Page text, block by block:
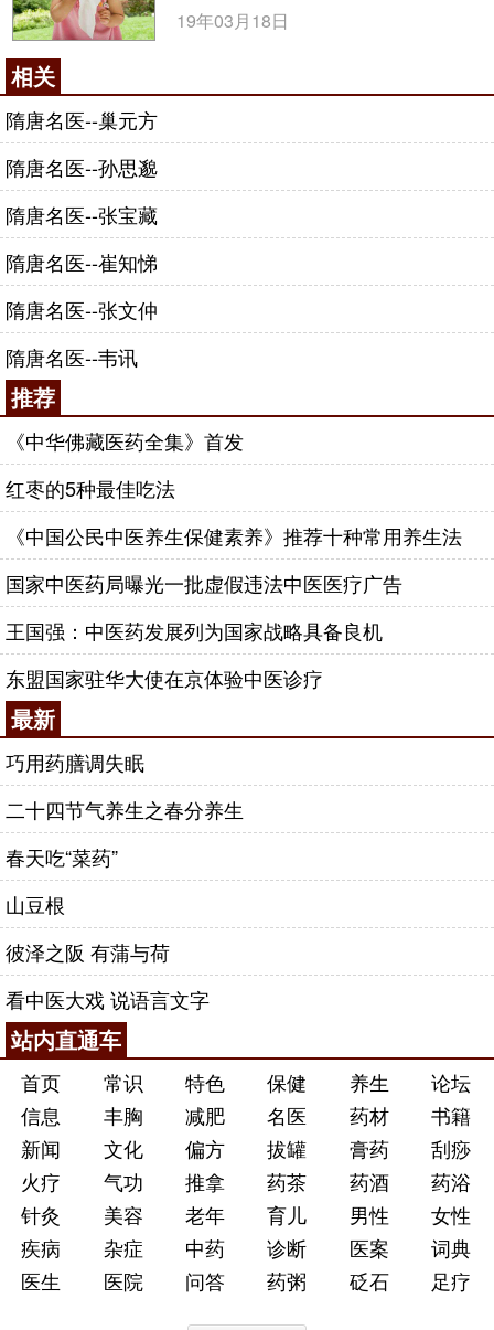
（二）妇产科方面的贡献
昝殷主张妊娠期以养胎保胎为要，治疗上重视调
理气血，补益脾肾。他对妊娠期胎动不安、胎漏下
血、妊娠恶阻、心腹腰痛、伤寒热病、小便不和、水
气身肿、下痢赤白、难产易产、产后诸疾 等，归纳成
疾病症候，详细论述病因、病机或治疗大法，介绍具
体病症的治疗方法，简单实用，在妇产科学上起到承
前启后的作 用。
对论妊娠反应，他在《经效产宝·妊娠恶阻呕吐不
食方论》 中指出妊娠反应的各种症状：心中烦乱，头
旋眼眩，四肢沉重懈怠，怕闻油腻，好吃酸咸果实，
多卧少起，三四月多有气逆而产生呕吐的感觉，四肢
关节不得自举者。所列妊娠反应症状，详尽而扼要。
所附三首处方，用人参、厚朴
水，用橘皮、生姜等化痰止呕，对于妊娠早期出现的
恶心呕吐、择食或食入即吐等症疗效可靠。认为妊娠
水肿，与母体的健康状况有关，体质本来弱的妇女，
因怀孕而加重虚弱。血散到四肢，导致腹胀，手足面
目浮肿，小便不畅。采用健脾利水、调和气血法治
疗。
对胎动不安，他在《经效产宝·胎动不安方论》中
提出：安胎有二法，因孕妇病而引起的动胎，只治疗
孕妇的病，胎儿自安；因胎儿发育不良，引起孕妇发
病的，只治疗胎儿则孕妇自愈。这种治疗方法很有
效，不可违背。胎儿不动，不知死生的，他的判断方
法是：孕妇唇口发青的，儿死母活；孕妇口中出青沫
的，子母俱死；孕妇口舌有赤青沫的，母死子活。他
认识到，流产原因有二，或因孕妇有病，因而胎动流
产，或因胎儿先天发育不良，引起流产。这对后来胎
动不安处理原则的形成具有指导意义，与现代的认识
一致。
在《经效产宝·妊娠伤寒热病防损胎方论》中指
出：“治妊娠伤寒，骨节疼痛，壮热，不急治，则胎
落。”“治妊娠伤寒，苦寒热不止，身上斑出，忽赤忽
黑，小便如赤血，气欲绝，胎欲落”时，采取“防损
胎”的措施，用栀子 仁、升麻 、黛青、 石膏、 葱白、生
地黄、
黄芩，用水煎服，忌热物。这是运用清热泻
火、凉血和营法治疗妇产科领域传染性出血性热病的
第一首方剂。
在《经效产宝·妊娠心腹腰痛方论》中，对“治妊
19年03月18日
相关
隋唐名医--巢元方
隋唐名医--孙思邈
隋唐名医--张宝藏
隋唐名医--崔知悌
隋唐名医--张文仲
隋唐名医--韦讯
推荐
《中华佛藏医药全集》首发
红枣的5种最佳吃法
《中国公民中医养生保健素养》推荐十种常用养生法
国家中医药局曝光一批虚假违法中医医疗广告
王国强：中医药发展列为国家战略具备良机
东盟国家驻华大使在京体验中医诊疗
最新
巧用药膳调失眠
二十四节气养生之春分养生
春天吃“菜药”
山豆根
彼泽之阪 有蒲与荷
看中医大戏 说语言文字
站内直通车
首页 常识 特色 保健 养生
论坛
信息
丰胸 减肥 名医 药材
书籍
新闻
文化 偏方 拔罐 膏药
刮痧
火疗
气功 推拿 药茶 药酒
药浴
针灸
美容 老年 育儿 男性
女性
疾病
杂症 中药 诊断 医案
词典
医生
医院 问答 药粥 砭石 足疗